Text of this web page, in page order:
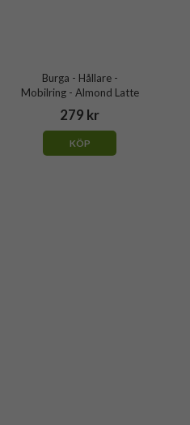
Burga - Hållare -
Mobilring - Almond Latte
279 kr
KÖP